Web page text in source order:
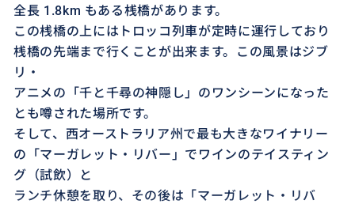
全長 1.8km もある桟橋があります。
この桟橋の上にはトロッコ列車が定時に運行しており
桟橋の先端まで行くことが出来ます。この風景はジブ
リ・
アニメの「千と千尋の神隠し」のワンシーンになった
とも噂された場所です。
そして、西オーストラリア州で最も大きなワイナリー
の「マーガレット・リバー」でワインのテイスティン
グ（試飲）と
ランチ休憩を取り、その後は「マーガレット・リバ